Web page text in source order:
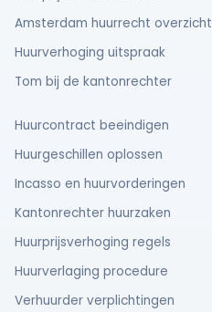
Amsterdam huurrecht overzicht
Huurverhoging uitspraak
Tom bij de kantonrechter
Huurcontract beeindigen
Huurgeschillen oplossen
Incasso en huurvorderingen
Kantonrechter huurzaken
Huurprijsverhoging regels
Huurverlaging procedure
Verhuurder verplichtingen